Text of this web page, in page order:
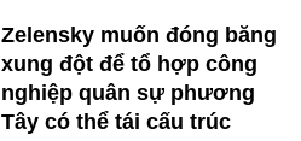
Zelensky muốn đóng băng
xung đột để tổ hợp công
nghiệp quân sự phương
Tây có thể tái cấu trúc